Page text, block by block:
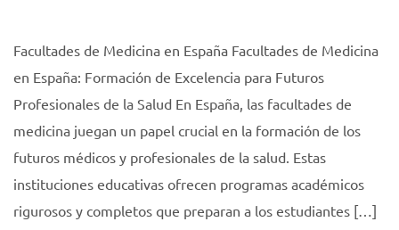
Facultades de Medicina en España Facultades de Medicina
en España: Formación de Excelencia para Futuros
Profesionales de la Salud En España, las facultades de
medicina juegan un papel crucial en la formación de los
futuros médicos y profesionales de la salud. Estas
instituciones educativas ofrecen programas académicos
rigurosos y completos que preparan a los estudiantes […]